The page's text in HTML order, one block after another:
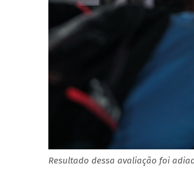
Resultado dessa avaliação foi